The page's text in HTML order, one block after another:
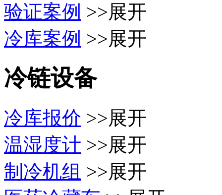
验证案例 >>展开
冷库案例 >>展开
冷链设备
冷库报价 >>展开
温湿度计 >>展开
制冷机组 >>展开